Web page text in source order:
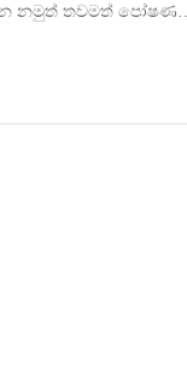
නමුත් තවමත් පෝෂණ…